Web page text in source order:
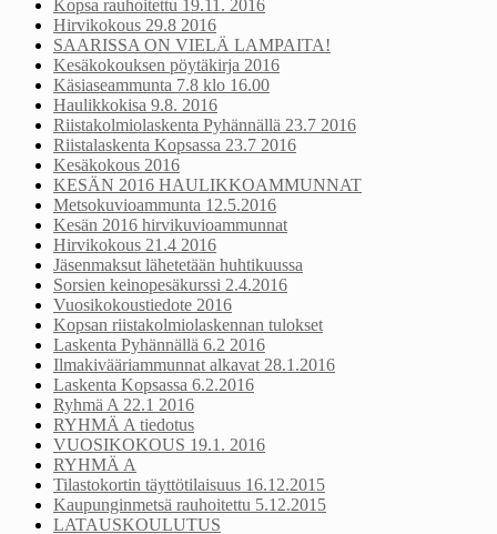
Kopsa rauhoitettu 19.11. 2016
Hirvikokous 29.8 2016
SAARISSA ON VIELÄ LAMPAITA!
Kesäkokouksen pöytäkirja 2016
Käsiaseammunta 7.8 klo 16.00
Haulikkokisa 9.8. 2016
Riistakolmiolaskenta Pyhännällä 23.7 2016
Riistalaskenta Kopsassa 23.7 2016
Kesäkokous 2016
KESÄN 2016 HAULIKKOAMMUNNAT
Metsokuvioammunta 12.5.2016
Kesän 2016 hirvikuvioammunnat
Hirvikokous 21.4 2016
Jäsenmaksut lähetetään huhtikuussa
Sorsien keinopesäkurssi 2.4.2016
Vuosikokoustiedote 2016
Kopsan riistakolmiolaskennan tulokset
Laskenta Pyhännällä 6.2 2016
Ilmakivääriammunnat alkavat 28.1.2016
Laskenta Kopsassa 6.2.2016
Ryhmä A 22.1 2016
RYHMÄ A tiedotus
VUOSIKOKOUS 19.1. 2016
RYHMÄ A
Tilastokortin täyttötilaisuus 16.12.2015
Kaupunginmetsä rauhoitettu 5.12.2015
LATAUSKOULUTUS